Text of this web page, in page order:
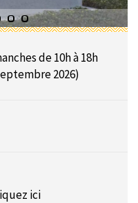
de 10h à 18h
2026)
ici